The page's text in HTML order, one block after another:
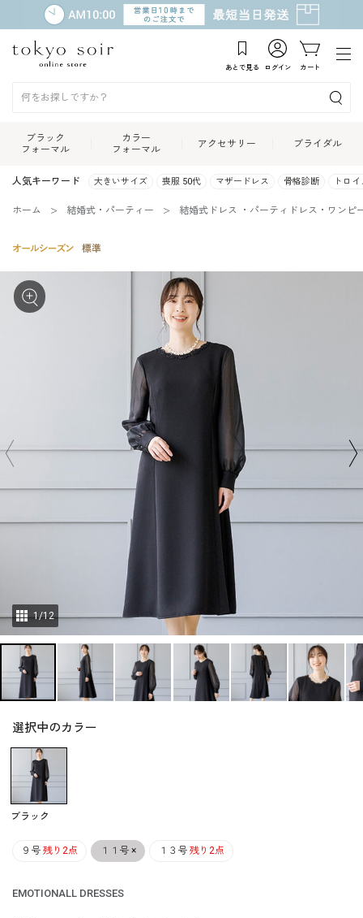
あとで見る ログイン カート
ブラック
フォーマル
カラー
フォーマル
アクセサリー ブライダル
人気キーワード 大きいサイズ 喪服 50代 マザードレス 骨格診断 トロ
ホーム 結婚式・パーティー 結婚式ドレス ・パーティドレス・ワンピ
1/12
選択中のカラー
ブラック
９号 残り2点 １１号 × １３号 残り2点
EMOTIONALL DRESSES